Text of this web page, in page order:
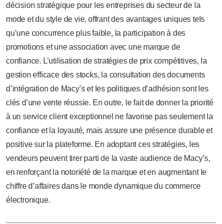
décision stratégique pour les entreprises du secteur de la
mode et du style de vie, offrant des avantages uniques tels
qu’une concurrence plus faible, la participation à des
promotions et une association avec une marque de
confiance. L’utilisation de stratégies de prix compétitives, la
gestion efficace des stocks, la consultation des documents
d’intégration de Macy’s et les politiques d’adhésion sont les
clés d’une vente réussie. En outre, le fait de donner la priorité
à un service client exceptionnel ne favorise pas seulement la
confiance et la loyauté, mais assure une présence durable et
positive sur la plateforme. En adoptant ces stratégies, les
vendeurs peuvent tirer parti de la vaste audience de Macy’s,
en renforçant la notoriété de la marque et en augmentant le
chiffre d’affaires dans le monde dynamique du commerce
électronique.